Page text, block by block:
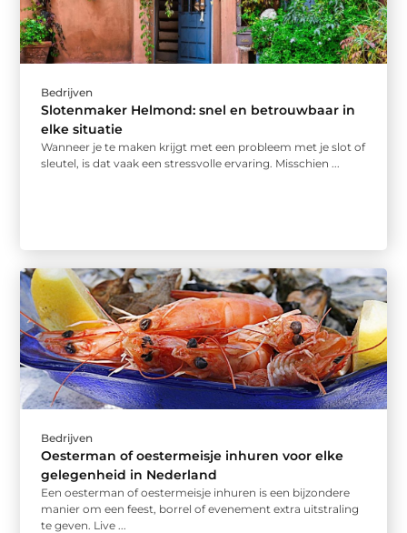
Bedrijven
Slotenmaker Helmond: snel en betrouwbaar in
elke situatie
Wanneer je te maken krijgt met een probleem met je slot of
sleutel, is dat vaak een stressvolle ervaring. Misschien ...
Bedrijven
Oesterman of oestermeisje inhuren voor elke
gelegenheid in Nederland
Een oesterman of oestermeisje inhuren is een bijzondere
manier om een feest, borrel of evenement extra uitstraling
te geven. Live ...